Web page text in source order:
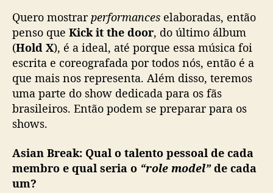
Quero mostrarperformances elaboradas, então
penso que Kick it the door, do último álbum
(Hold X), é a ideal, até porque essa música foi
escrita e coreografada por todos nós, então é a
que mais nos representa. Além disso, teremos
uma parte do show dedicada para os fãs
brasileiros. Então podem se preparar para os
shows.
Asian Break: Qual o talento pessoal de cada
membro e qual seria o “role model”de cada
um?